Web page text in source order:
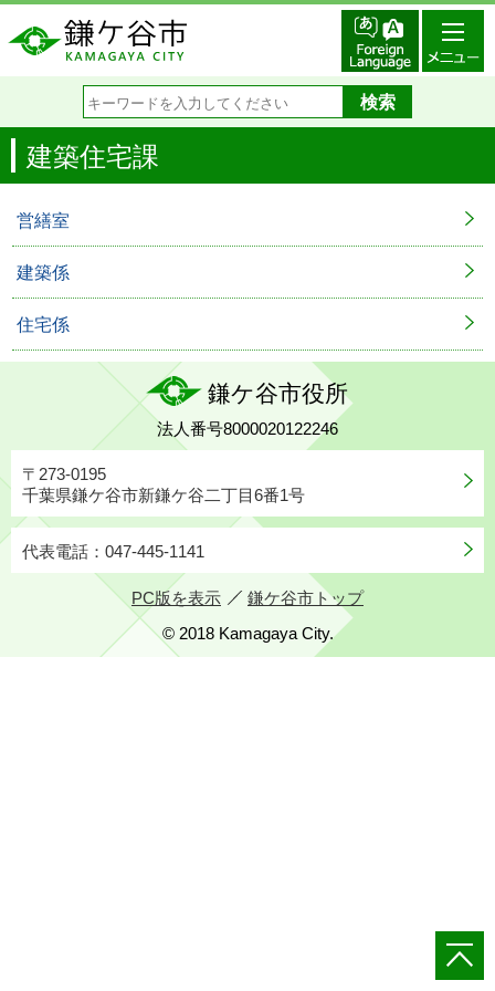
建築住宅課
営繕室
建築係
住宅係
鎌ケ谷市役所
法人番号8000020122246
〒273-0195
千葉県鎌ケ谷市新鎌ケ谷二丁目6番1号
代表電話：047-445-1141
PC版を表示
鎌ケ谷市トップ
© 2018 Kamagaya City.